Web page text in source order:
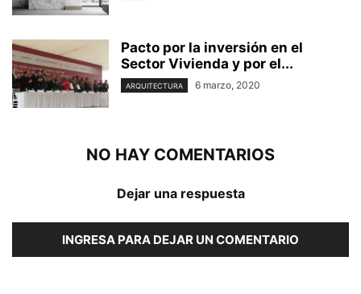
Pacto por la inversión en el
Sector Vivienda y por el...
ARQUITECTURA 6 marzo, 2020
NO HAY COMENTARIOS
Dejar una respuesta
INGRESA PARA DEJAR UN COMENTARIO